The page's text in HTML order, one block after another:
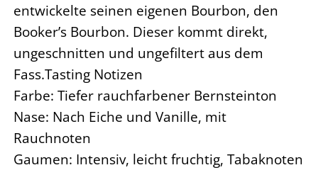
entwickelte seinen eigenen Bourbon, den
Booker’s Bourbon. Dieser kommt direkt,
ungeschnitten und ungefiltert aus dem
Fass.Tasting Notizen
Farbe: Tiefer rauchfarbener Bernsteinton
Nase: Nach Eiche und Vanille, mit
Rauchnoten
Gaumen: Intensiv, leicht fruchtig, Tabaknoten